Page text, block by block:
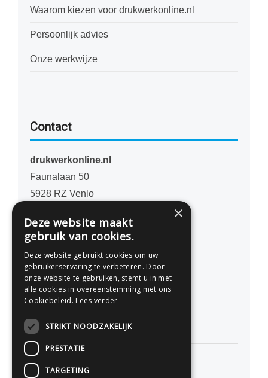
Waarom kiezen voor drukwerkonline.nl
Persoonlijk advies
Onze werkwijze
Contact
drukwerkonline.nl
Faunalaan 50
5928 RZ Venlo
077 - 741 07 41
info@drukwerkonline.nl
KvK 12053217
Persoonlijk advies
×
Deze website maakt
gebruik van cookies.
Deze website gebruikt cookies om uw
gebruikerservaring te verbeteren. Door
onze website te gebruiken, stemt u in met
alle cookies in overeenstemming met ons
Cookiebeleid. Lees verder
STRIKT NOODZAKELIJK
PRESTATIE
TARGETING